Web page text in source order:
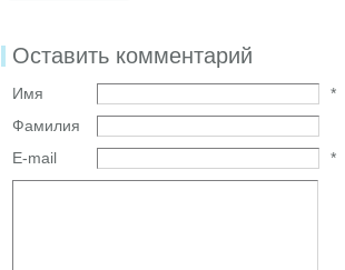
Оставить комментарий
Имя
*
Фамилия
E-mail
*